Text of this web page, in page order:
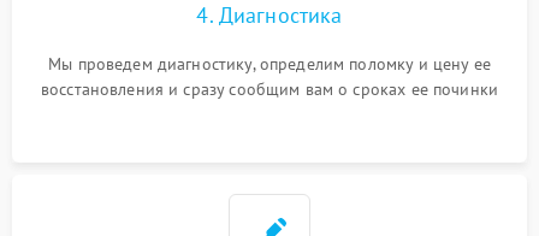
4. Диагностика
Мы проведем диагностику, определим поломку и цену ее
восстановления и сразу сообщим вам о сроках ее починки